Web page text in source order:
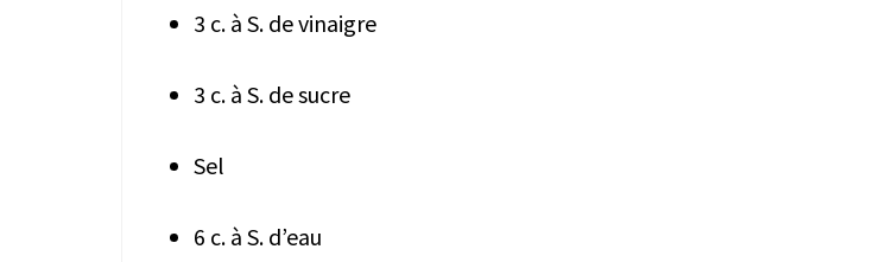
3 c. à S. de vinaigre
3 c. à S. de sucre
Sel
6 c. à S. d’eau